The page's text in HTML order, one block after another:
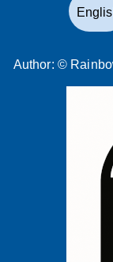
Author: ©